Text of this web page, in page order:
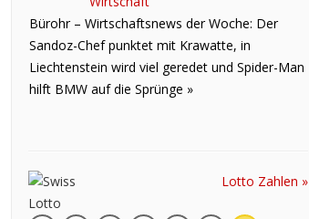
Bürohr – Wirtschaftsnews der Woche: Der
Sandoz-Chef punktet mit Krawatte, in
Liechtenstein wird viel geredet und Spider-Man
hilft BMW auf die Sprünge »
Lotto Zahlen »